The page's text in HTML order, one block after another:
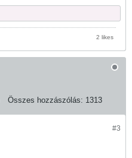
2 likes
Összes hozzászólás: 1313
#3